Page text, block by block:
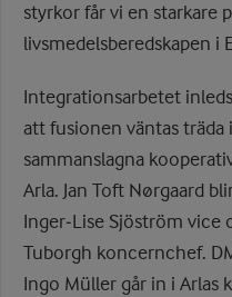
styrkor får vi en starkare
livsmedelsberedskapen i
Integrationsarbetet
att fusionen väntas
sammanslagna
Arla. Jan Toft Nørgaard
Inger‑Lise Sjöström vice
Tuborgh koncernchef.
Ingo Müller går in i Arlas